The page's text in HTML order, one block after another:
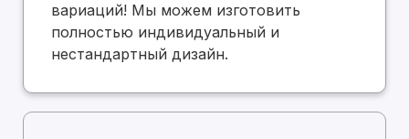
вариаций! Мы можем изготовить
полностью индивидуальный и
нестандартный дизайн.